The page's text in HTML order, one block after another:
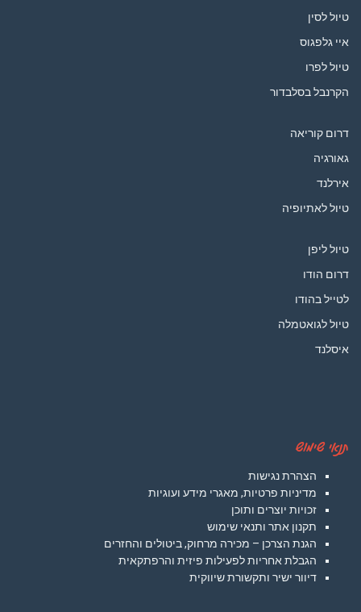
טיול לסין
איי גלפגוס
טיול לפרו
הקרנבל בסלבדור
דרום קוריאה
גאורגיה
אירלנד
טיול לאתיופיה
טיול ליפן
דרום הודו
לטייל בהודו
טיול לגואטמלה
איסלנד
תנאי שימוש
הצהרת נגישות
מדיניות פרטיות, מאגרי מידע ועוגיות
זכויות יוצרים ותוכן
תקנון אתר ותנאי שימוש
הגנת הצרכן – מכירה מרחוק, ביטולים והחזרים
הגבלת אחריות לפעילות פיזית והרפתקאית
דיוור ישיר ותקשורת שיווקית